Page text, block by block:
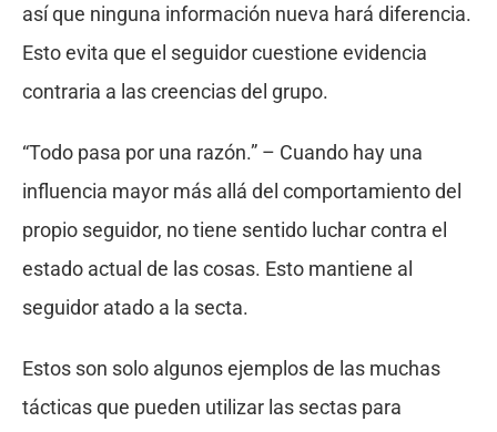
así que ninguna información nueva hará diferencia.
Esto evita que el seguidor cuestione evidencia
contraria a las creencias del grupo.
“Todo pasa por una razón.” – Cuando hay una
influencia mayor más allá del comportamiento del
propio seguidor, no tiene sentido luchar contra el
estado actual de las cosas. Esto mantiene al
seguidor atado a la secta.
Estos son solo algunos ejemplos de las muchas
tácticas que pueden utilizar las sectas para